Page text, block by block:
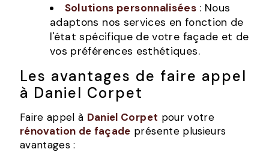
Solutions personnalisées : Nous
adaptons nos services en fonction de
l'état spécifique de votre façade et de
vos préférences esthétiques.
Les avantages de faire appel
à Daniel Corpet
Faire appel à Daniel Corpet pour votre
rénovation de façade présente plusieurs
avantages :